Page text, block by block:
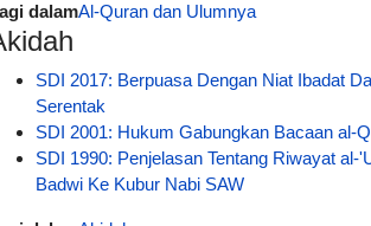
dalamAl-Quran dan Ulumnya
SDI 2017: Berpuasa Dengan Niat Ibadat
Serentak
SDI 2001: Hukum Gabungkan Bacaan al-
SDI 1990: Penjelasan Tentang Riwayat al-
Badwi Ke Kubur Nabi SAW